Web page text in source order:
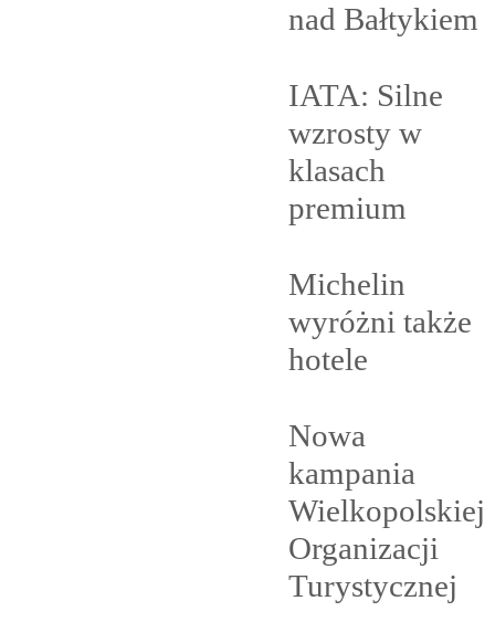
nad Bałtykiem
IATA: Silne
wzrosty w
klasach
premium
Michelin
wyróżni także
hotele
Nowa
kampania
Wielkopolskiej
Organizacji
Turystycznej